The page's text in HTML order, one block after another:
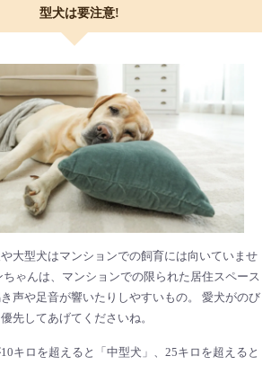
型犬は要注意!
大型犬はマンションでの飼育には向いていませ
ちゃんは、マンションでの限られた居住スペース
声や足音が響いたりしやすいもの。 愛犬がのび
先してあげてくださいね。
キロを超えると「中型犬」、25キロを超えると